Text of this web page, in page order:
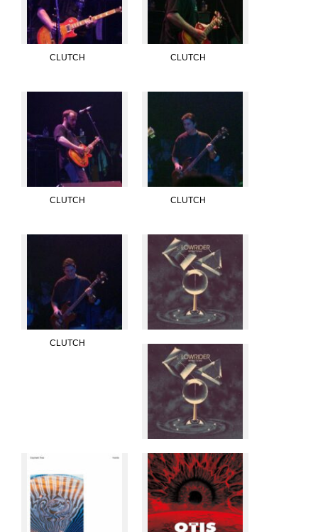
CLUTCH CLUTCH
CLUTCH CLUTCH
CLUTCH